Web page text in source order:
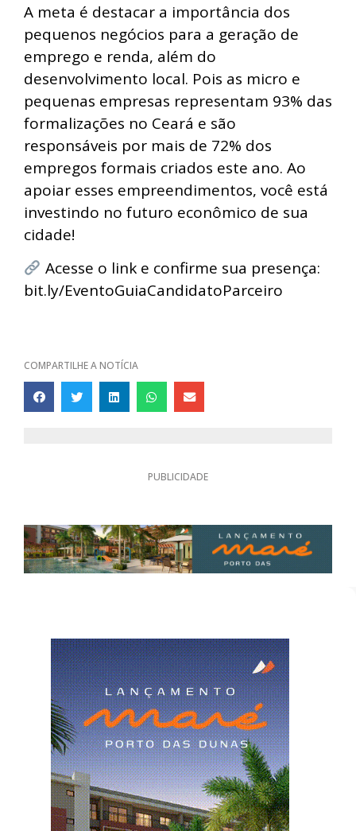
A meta é destacar a importância dos
pequenos negócios para a geração de
emprego e renda, além do
desenvolvimento local. Pois as micro e
pequenas empresas representam 93% das
formalizações no Ceará e são
responsáveis por mais de 72% dos
empregos formais criados este ano. Ao
apoiar esses empreendimentos, você está
investindo no futuro econômico de sua
cidade!
Acesse o link e confirme sua presença:
bit.ly/EventoGuiaCandidatoParceiro
COMPARTILHE A NOTÍCIA
PUBLICIDADE